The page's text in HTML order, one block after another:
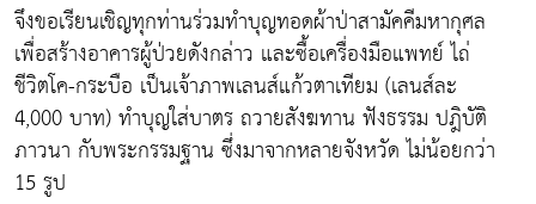
จึงขอเรียนเชิญทุกท่านร่วมทำบุญทอดผ้าป่าสามัคคีมหากุศล
เพื่อสร้างอาคารผู้ป่วยดังกล่าว และซื้อเครื่องมือแพทย์ ไถ่
ชีวิตโค-กระบือ เป็นเจ้าภาพเลนส์แก้วตาเทียม (เลนส์ละ
4,000 บาท) ทำบุญใส่บาตร ถวายสังฆทาน ฟังธรรม ปฎิบัติ
ภาวนา กับพระกรรมฐาน ซึ่งมาจากหลายจังหวัด ไม่น้อยกว่า
15 รูป